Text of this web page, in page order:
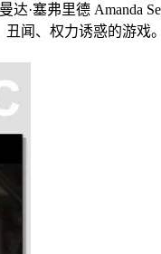
·塞弗里德 Amanda
闻、权力诱惑的游戏。